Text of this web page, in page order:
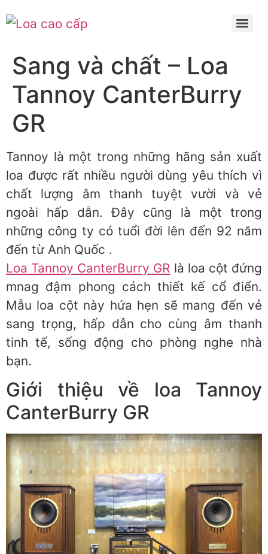
Sang và chất – Loa
Tannoy CanterBurry
GR
Tannoy là một trong những hãng sản xuất
loa được rất nhiều người dùng yêu thích vì
chất lượng âm thanh tuyệt vười và vẻ
ngoài hấp dẫn. Đây cũng là một trong
những công ty có tuổi đời lên đến 92 năm
đến từ Anh Quốc .
Loa Tannoy CanterBurry GR là loa cột đứng
mnag đậm phong cách thiết kế cổ điển.
Mẫu loa cột này hứa hẹn sẽ mang đến vẻ
sang trọng, hấp dẫn cho cùng âm thanh
tinh tế, sống động cho phòng nghe nhà
bạn.
Giới thiệu về loa Tannoy
CanterBurry GR